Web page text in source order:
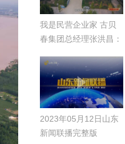
我是民营企业家 古贝
春集团总经理张洪昌：
企业
2023年05月12日山东
新闻联播完整版